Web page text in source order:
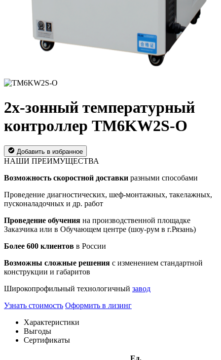
2х-зонный температурный
контроллер TM6KW2S-O
Добавить в избранное
НАШИ ПРЕИМУЩЕСТВА
Возможность скоростной доставки разными способами
Проведение диагностических, шеф-монтажных, такелажных,
пусконаладочных и др. работ
Проведение обучения на производственной площадке
Заказчика или в Обучающем центре (шоу-рум в г.Рязань)
Более 600 клиентов в России
Возможны сложные решения с изменением стандартной
конструкции и габаритов
Широкопрофильный технологичный завод
Узнать стоимость Оформить в лизинг
Характеристики
Выгоды
Сертификаты
Ед.